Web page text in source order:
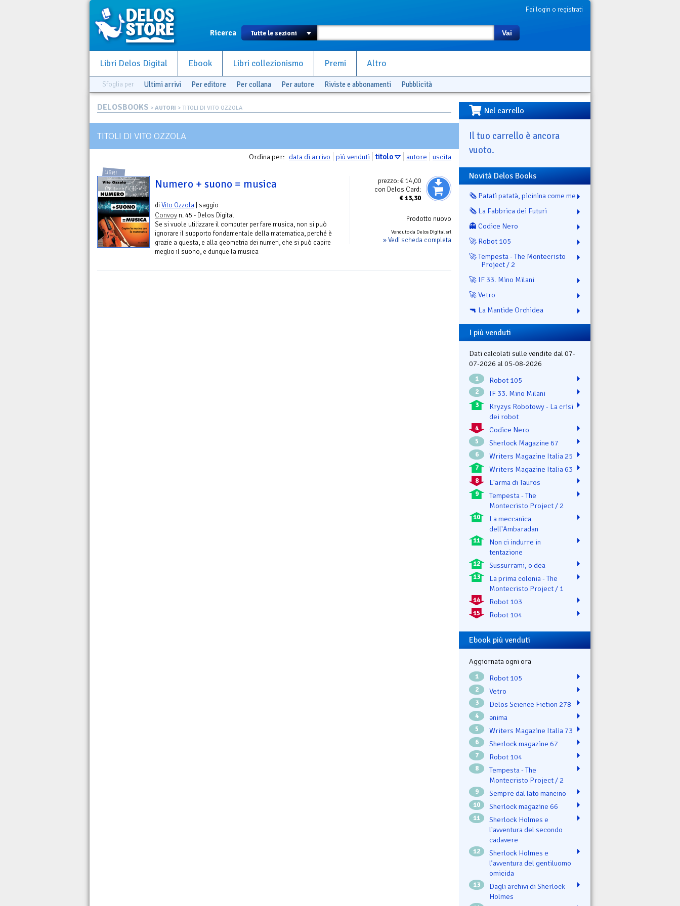
Fai login o registrati
Ricerca Vai
Libri Delos Digital Ebook Libri collezionismo Premi Altro
Sfoglia per Ultimi arrivi Per editore Per collana Per autore Riviste e abbonamenti Pubblicità
DELOSBOOKS > AUTORI > TITOLI DI VITO OZZOLA
TITOLI DI VITO OZZOLA
Ordina per: data di arrivo più venduti titolo autore uscita
prezzo:€ 14,00
con Delos Card:
€13,30
Prodotto nuovo
Venduto da Delos Digital srl
» Vedi scheda completa
LIBRI
Numero + suono = musica
diVito Ozzola | saggio
Convoy n. 45 - Delos Digital
Se si vuole utilizzare il computer per fare musica, non si può
ignorare il supporto fondamentale della matematica, perché è
grazie a questa, e alla geometria dei numeri, che si può capire
meglio il suono, e dunque la musica
Nel carrello
Il tuo carrello è ancora
vuoto.
Novità Delos Books
🗞️ Patatì patatà, picinina come me
🗞️ La Fabbrica dei Futuri
👻 Codice Nero
🚀 Robot 105
🚀 Tempesta - The Montecristo
Project / 2
🚀 IF 33. Mino Milani
🚀 Vetro
🔫 La Mantide Orchidea
I più venduti
Dati calcolati sulle vendite dal 07-
07-2026 al 05-08-2026
1 Robot 105
2 IF 33. Mino Milani
3
Kryzys Robotowy - La crisi
dei robot
4 Codice Nero
5 Sherlock Magazine 67
6 Writers Magazine Italia 25
7 Writers Magazine Italia 63
8 L'arma di Tauros
9
Tempesta - The
Montecristo Project / 2
10
La meccanica
dell'Ambaradan
11
Non ci indurre in
tentazione
12 Sussurrami, o dea
13
La prima colonia - The
Montecristo Project / 1
14 Robot 103
15 Robot 104
Ebook più venduti
Aggiornata ogni ora
1 Robot 105
2 Vetro
3 Delos Science Fiction 278
4 ənima
5 Writers Magazine Italia 73
6 Sherlock magazine 67
7 Robot 104
8
Tempesta - The
Montecristo Project / 2
9 Sempre dal lato mancino
10 Sherlock magazine 66
11
Sherlock Holmes e
l'avventura del secondo
cadavere
12
Sherlock Holmes e
l’avventura del gentiluomo
omicida
13
Dagli archivi di Sherlock
Holmes